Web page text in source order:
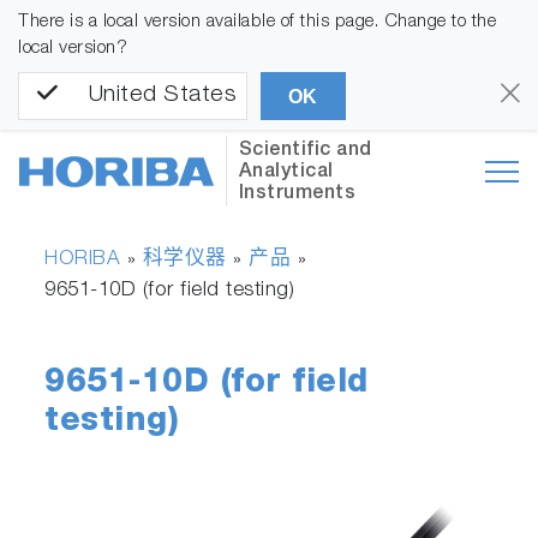
There is a local version available of this page. Change to the
local version?
United States OK
Scientific and
Analytical
Instruments
HORIBA » 科学仪器 »产品 »
9651-10D (for field testing)
9651-10D (for field
testing)